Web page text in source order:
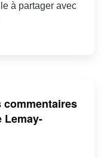
à partager avec
commentaires
Lemay-